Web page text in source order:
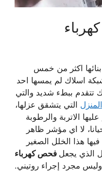
اكثر من خمس
اسلاك لم يمسها احد
تتقدم ببطء شديد والتي
التي يتشقق عزلها،
الاتربة والرطوبة
لا اي مؤشر ظاهر
هذا الخلل الصغير
الذي يجعل فحص كهرباء
مجرد إجراء روتيني.